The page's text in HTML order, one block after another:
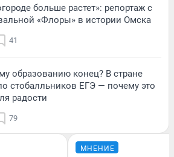
больше растет»: репортаж с
«Флоры» в истории Омска
41
образованию конец? В стране
стобалльников ЕГЭ — почему это
радости
79
МНЕНИЕ